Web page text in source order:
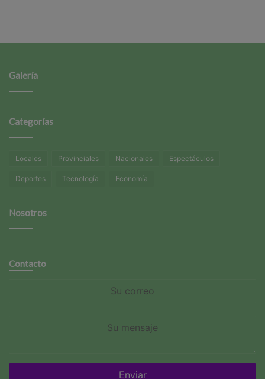
Galería
Categorías
Locales Provinciales Nacionales Espectáculos
Deportes Tecnología Economía
Nosotros
Contacto